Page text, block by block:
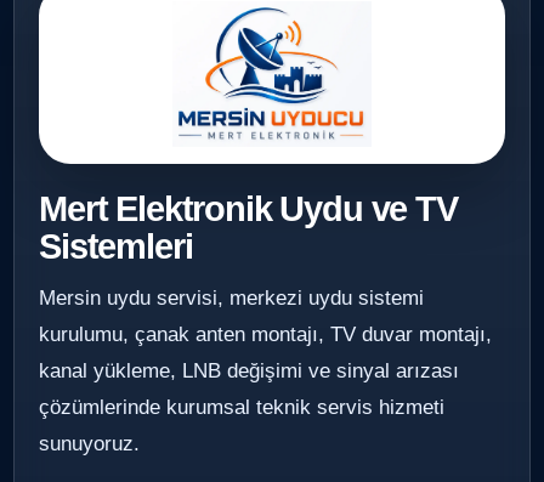
Mert Elektronik Uydu ve TV
Sistemleri
Mersin uydu servisi, merkezi uydu sistemi
kurulumu, çanak anten montajı, TV duvar montajı,
kanal yükleme, LNB değişimi ve sinyal arızası
çözümlerinde kurumsal teknik servis hizmeti
sunuyoruz.